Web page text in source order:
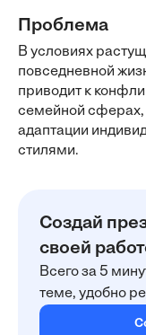
Проблема
В условиях
повседневной
приводит к
семейной сферах,
адаптации
стилями.
Создай
своей
Всего за 5
теме, удобно